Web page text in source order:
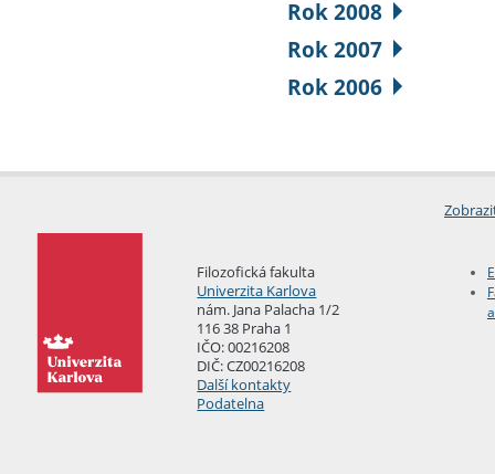
Rok 2008
Rok 2007
Rok 2006
Filozofická fakulta
Univerzita Karlova
nám. Jana Palacha 1/2
116 38 Praha 1
IČO: 00216208
DIČ: CZ00216208
Další kontakty
Podatelna